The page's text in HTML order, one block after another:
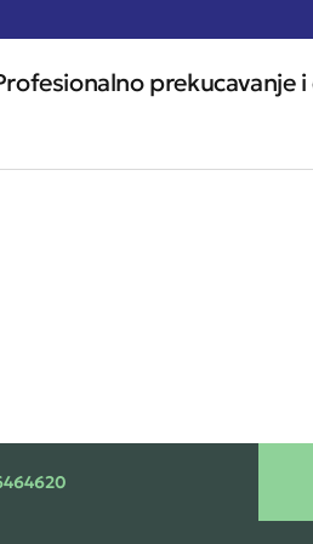
prekucavanje